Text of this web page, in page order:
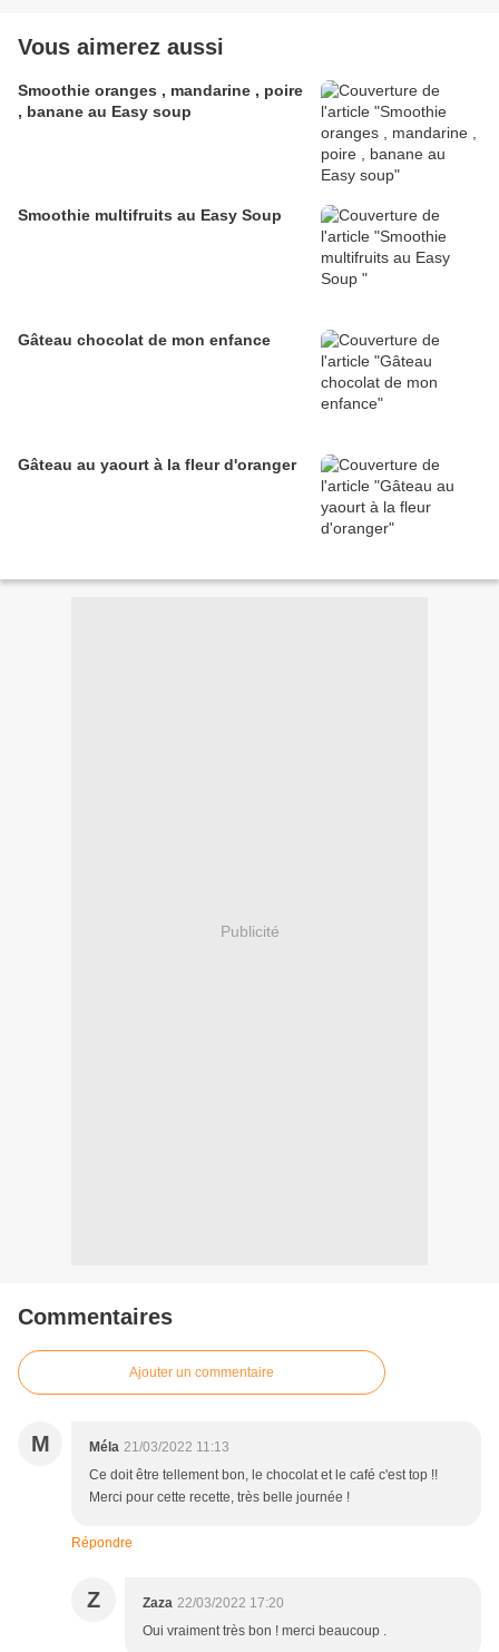
Vous aimerez aussi
Smoothie oranges , mandarine , poire
, banane au Easy soup
Smoothie multifruits au Easy Soup
Gâteau chocolat de mon enfance
Gâteau au yaourt à la fleur d'oranger
Publicité
Commentaires
Ajouter un commentaire
M Méla 21/03/2022 11:13
Ce doit être tellement bon, le chocolat et le café c'est top !!
Merci pour cette recette, très belle journée !
Répondre
Z Zaza 22/03/2022 17:20
Oui vraiment très bon ! merci beaucoup .